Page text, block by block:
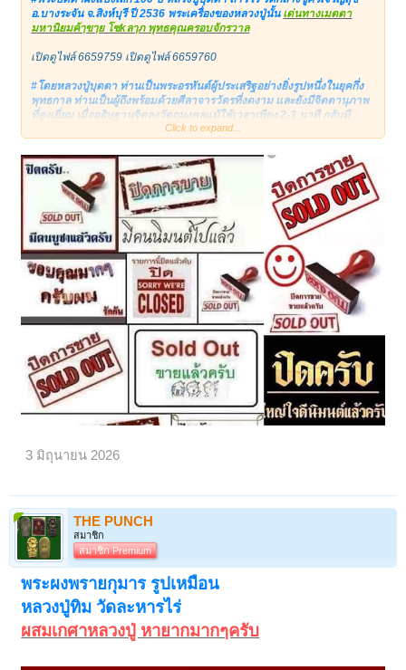
-หลวงพ่อสด วัดปากน้ำ
-หลวง ปู่ทิม วัดละหารไร่
โดย ทั้งหมดเพื่อจัดสร้างและสมโภชน์พระพุทโธภาสชิน ราชจอมมุนี ในขณะ
ที่คุณแม่บุญเรือนฯ เป็นประธานจัดสร้างและคุมงานเอง
พุทธคุณ:
โดดเด่นด้าน เมตตามหานิยม มหาเสน่ห์ โชคลาภสูง และความ
สำเร็จ มักเรียกกันว่ารุ่น "มงคลมหาลาภ" เพราะเชื่อว่าผู้บูชาจะมี
ความมั่งคั่งและแคล้วคลาดจากอันตราย
คาถาที่ใช้ร่วมกัน: นิยมสวดพระคาถาฉิมพลี (พระสิวลี)
ของคุณแม่
บุญเรือน เพื่อเสริมลาภสักการะ
ลดพิเศษที่ ปิด ครับ
เปิดดูไฟล์ 6662762 เปิดดูไฟล์ 6662763
อ.บางระจัน จ.สิงห์บุรี ปี 2536 พระเครื่องของหลวงปู่นั้น เด่นทางเมตตา
มหานิยมค้ๅขๅย โชkลๅภ พุทธคุณครอบจักรวาล
เปิดดูไฟล์ 6659759 เปิดดูไฟล์ 6659760
#โดยหลวงปู่บุดดา ท่านเป็นพระอรหันต์ผู้ประเสริฐอย่างยิ่งรูปหนึ่งในยุคกึ่ง
พุทธกาล ท่านเป็นผู้ถึงพร้อมด้วยศีลาจารวัตรที่งดงาม และยังมีจิตตานุภาพ
ที่สูงเยี่ยม เมื่ออธิษฐานจิตลงวัตถุมงคลแม้ใช้เวลาเพียง 2-3 นาที กลับมี
พุทธคุณสูงส่งราวกับประกอบพิธีพุทธาภิเษกนับสิบครั้ง
ผงแป้งเสกของหลวงปู่ถือเป็นเอกลักษณ์ ที่หาใครเลียนแบบได้ยาก แป้งเสกข
องท่านช่วยคนให้สมปรารถนามากมายทั้งเรื่องโรคภัยไข้เจ็บ การบนบาน
อธิษฐานต่างๆ เมตตามหานิยม หรือแม้แต่ด้านคงกระพัuชๅตรี ก็มี
ประสบการณ์มาแล้วมากมาย
ปิดตาผงแป้งเสกองค์นี้ น่าสะสมบูชาเป็นอย่างยิ่ง ด้วยเหตุผลที่ว่าผู้มีวัตถุ
มงคลของพระอรหันต์ไว้กราบไหว้บูชา ย่อมประสบแต่ความเจริญทุกเมื่อ…
แบ่งปันพิเศษที่ ปิด ครับ
เปิดดูไฟล์ 6659759 เปิดดูไฟล์ 6659760
Click to expand...
3 มิถุนายน 2026
THE PUNCH
สมาชิก
สมาชิก Premium
พระผงพรายกุมาร รูปเหมือน
หลวงปู่ทิม วัดละหารไร่
ผสมเกศาหลวงปู่ หายากมากๆครับ